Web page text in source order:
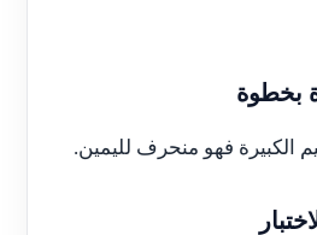
بخطوة
الكبيرة فهو منحرف لليمين.